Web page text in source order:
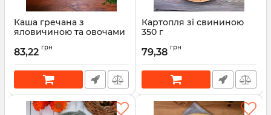
Каша гречана з
яловичиною та овочами
83,22 грн
Картопля зі свининою
350 г
79,38 грн